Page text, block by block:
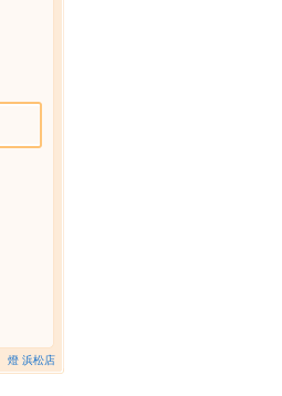
燈 浜松店